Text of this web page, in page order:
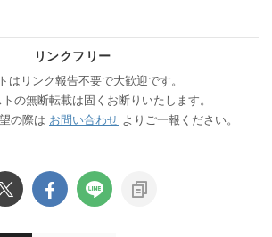
リンクフリー
はリンク報告不要で大歓迎です。
の無断転載は固くお断りいたします。
の際は お問い合わせ よりご一報ください。